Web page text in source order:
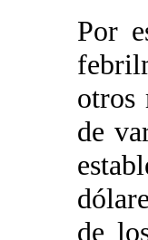
Por
otros
de
de